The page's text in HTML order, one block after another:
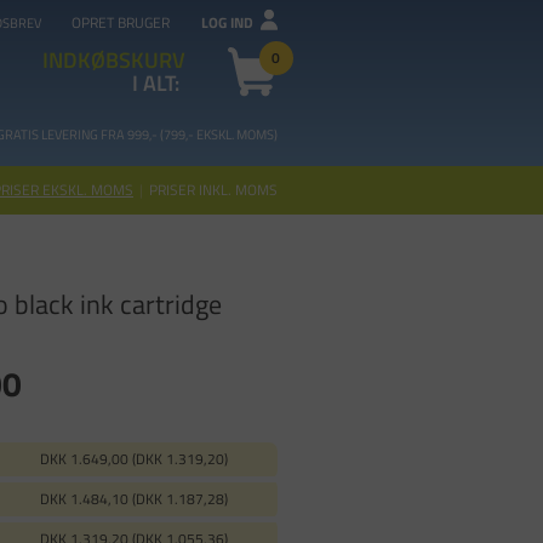
OPRET BRUGER LOG IND
INDKØBSKURV 0
I ALT:
LEVERING FRA 999,- (799,- EKSKL. MOMS)
EKSKL. MOMS | PRISER INKL. MOMS
black ink cartridge
DKK 1.649,00 (DKK 1.319,20)
DKK 1.484,10 (DKK 1.187,28)
DKK 1.319,20 (DKK 1.055,36)